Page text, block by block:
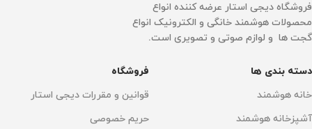
فروشگاه دیجی استار عرضه کننده انواع
محصولات هوشمند خانگی و الکترونیک انواع
گجت ها و لوازم صوتی و تصویری است.
دسته بندی ها
خانه هوشمند
آشپزخانه هوشمند
فروشگاه
قوانین و مقررات دیجی استار
حریم خصوصی